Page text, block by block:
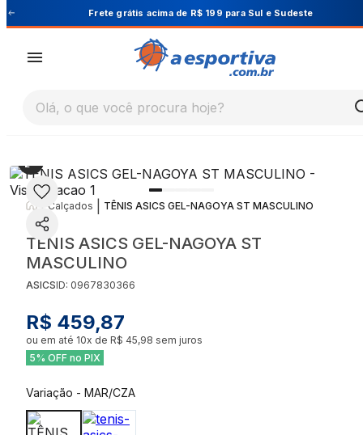
Cupom PRIMEIRA10 para 10% OFF na 1ª compra
Olá, o que você procura hoje?
Calçados TÊNIS ASICS GEL-NAGOYA ST MASCULINO
TÊNIS ASICS GEL-NAGOYA ST
MASCULINO
ASICSID: 0967830366
R$ 459,87
ou em até 10x de R$ 45,98 sem juros
5% OFF no PIX
Variação - MAR/CZA